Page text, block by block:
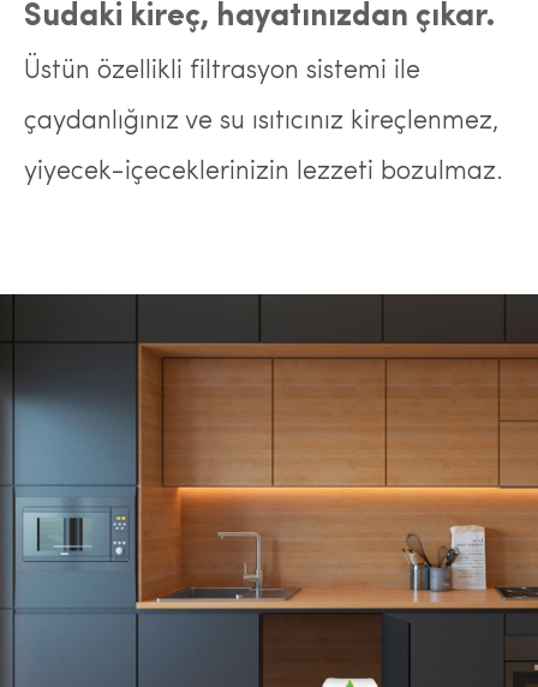
Sudaki kireç, hayatınızdan çıkar.
Üstün özellikli filtrasyon sistemi ile
çaydanlığınız ve su ısıtıcınız kireçlenmez,
yiyecek-içeceklerinizin lezzeti bozulmaz.